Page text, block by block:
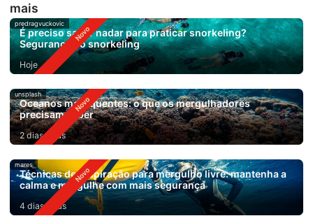
mais
predragvuckovic
É preciso saber nadar para praticar snorkeling?
Segurança no snorkeling
Hoje
unsplash
Oceanos mais quentes: o que os mergulhadores
precisam saber
2 dias atrás
mares
Técnicas de respiração para mergulho livre: mantenha a
calma e mergulhe com mais segurança
4 dias atrás